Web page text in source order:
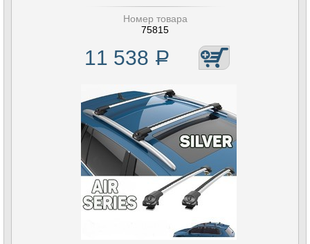
Номер товара
75815
11 538 Р